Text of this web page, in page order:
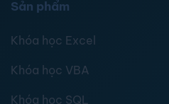
Sản phẩm
Khóa học Excel
Khóa học VBA
Khóa học SQL